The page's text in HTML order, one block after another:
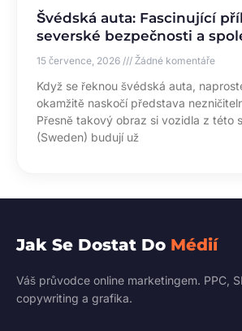
Švédská auta: Fascinující
severské bezpečnosti a
15 července, 2026 Žádné komentáře
Když se řeknou švédská auta,
okamžitě naskočí představa
Přesně takový obraz si vozidla z této
(Sweden) budují už
Jak Se Dostat Do Médií
Váš průvodce online marketingem. PPC,
copywriting a grafika.